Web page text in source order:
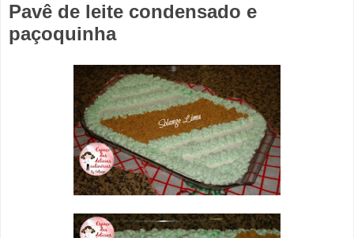
Pavê de leite condensado e
paçoquinha